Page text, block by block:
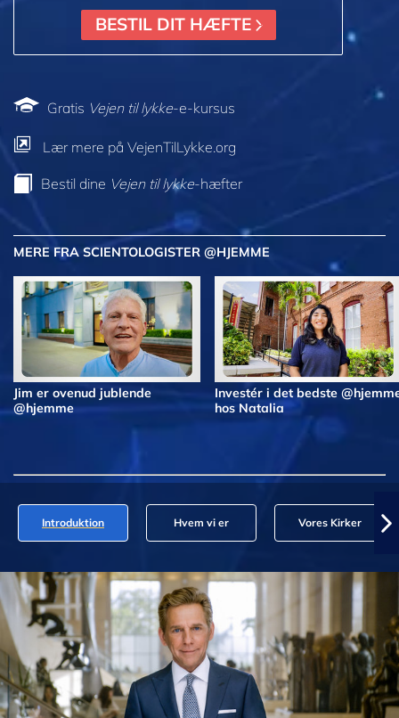
BESTIL DIT HÆFTE
Gratis Vejen til lykke-e-kursus
Lær mere på VejenTilLykke.org
Bestil dine Vejen til lykke-hæfter
MERE FRA SCIENTOLOGISTER @HJEMME
Jim er ovenud jublende
@hjemme
Investér i det bedste
hos Natalia
Introduktion Hvem vi er Vores Kirker